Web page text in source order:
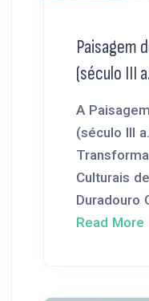
Paisagem
(século III
A
(século III
Culturais
Duradouro
Read More